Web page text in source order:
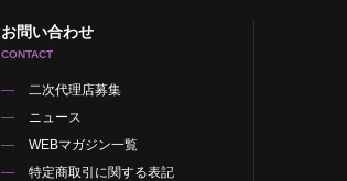
お問い合わせ
CONTACT
二次代理店募集
ニュース
WEBマガジン一覧
特定商取引に関する表記